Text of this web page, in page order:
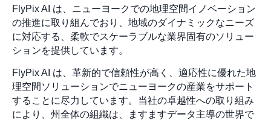
FlyPix AI は、ニューヨークでの地理空間イノベーション
の推進に取り組んでおり、地域のダイナミックなニーズ
に対応する、柔軟でスケーラブルな業界固有のソリュー
ションを提供しています。
FlyPix AI は、革新的で信頼性が高く、適応性に優れた地
理空間ソリューションでニューヨークの産業をサポート
することに尽力しています。当社の卓越性への取り組み
により、州全体の組織は、ますますデータ主導の世界で